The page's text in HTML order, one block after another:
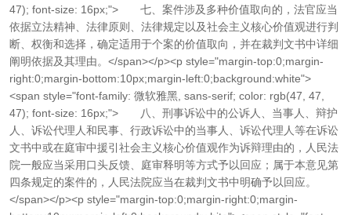
47); font-size: 16px;"> 七、案件涉及多种价值取向的，法官应当
依据立法精神、法律原则、法律规定以及社会主义核心价值观进行判
断、权衡和选择，确定适用于个案的价值取向，并在裁判文书中详细
阐明依据及其理由。</span></p><p style="margin-top:0;margin-
right:0;margin-bottom:10px;margin-left:0;background:white">
<span style="font-family: 微软雅黑, sans-serif; color: rgb(47, 47,
47); font-size: 16px;"> 八、刑事诉讼中的公诉人、当事人、辩护
人、诉讼代理人和民事、行政诉讼中的当事人、诉讼代理人等在诉讼
文书中或在庭审中援引社会主义核心价值观作为诉辩理由的，人民法
院一般应当采用口头反馈、庭审释明等方式予以回应；属于本意见第
四条规定的案件的，人民法院应当在裁判文书中明确予以回应。
</span></p><p style="margin-top:0;margin-right:0;margin-